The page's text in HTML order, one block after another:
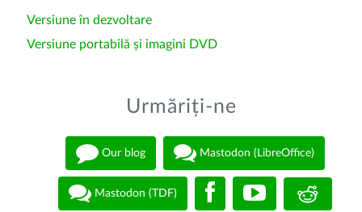
Versiune în dezvoltare
Versiune portabilă și imagini DVD
Urmăriți-ne
Our blog Mastodon (LibreOffice)
Mastodon (TDF)